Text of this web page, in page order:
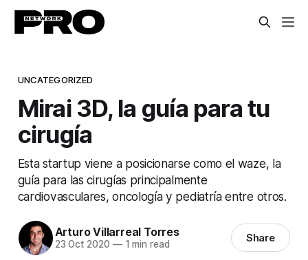
UNCATEGORIZED
Mirai 3D, la guía para tu
cirugía
Esta startup viene a posicionarse como el waze, la
guía para las cirugías principalmente
cardiovasculares, oncología y pediatría entre otros.
Arturo Villarreal Torres
23 Oct 2020 —1 min read Share